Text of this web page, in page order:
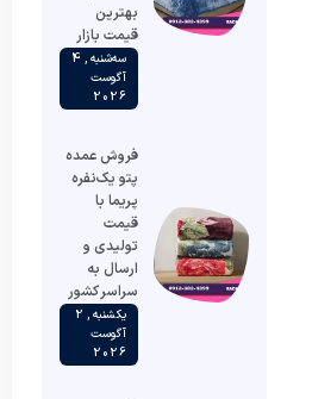
بهترین
قیمت بازار
سه‌شنبه , 4
آگوست
2026
فروش عمده
پتو یک‌نفره
پریما با
قیمت
تولیدی و
ارسال به
سراسر کشور
یکشنبه , 2
آگوست
2026